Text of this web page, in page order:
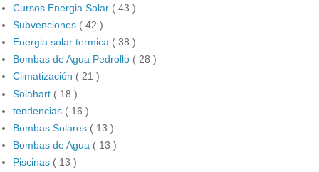
Cursos Energia Solar ( 43 )
Subvenciones ( 42 )
Energia solar termica ( 38 )
Bombas de Agua Pedrollo ( 28 )
Climatización ( 21 )
Solahart ( 18 )
tendencias ( 16 )
Bombas Solares ( 13 )
Bombas de Agua ( 13 )
Piscinas ( 13 )